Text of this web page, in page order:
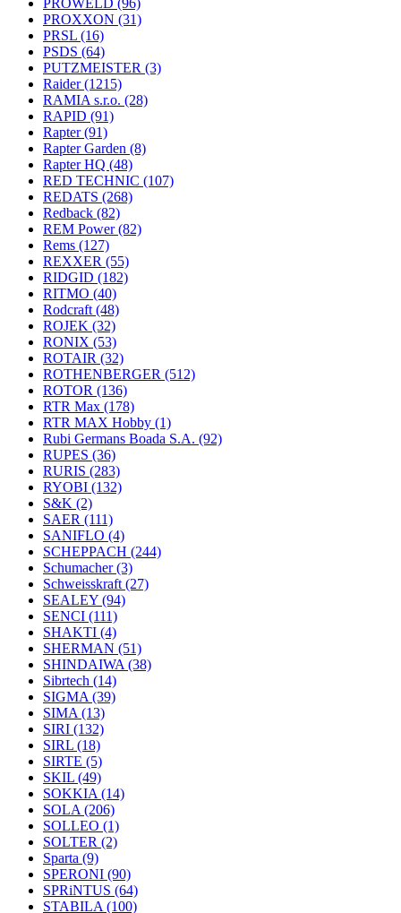
PROWELD (96)
PROXXON (31)
PRSL (16)
PSDS (64)
PUTZMEISTER (3)
Raider(1215)
RAMIA s.r.o. (28)
RAPID (91)
Rapter(91)
Rapter Garden (8)
Rapter HQ (48)
RED TECHNIC (107)
REDATS (268)
Redback (82)
REM Power(82)
Rems (127)
REXXER (55)
RIDGID (182)
RITMO (40)
Rodcraft (48)
ROJEK (32)
RONIX (53)
ROTAIR (32)
ROTHENBERGER (512)
ROTOR (136)
RTR Max (178)
RTR MAX Hobby (1)
Rubi Germans Boada S.A. (92)
RUPES (36)
RURIS (283)
RYOBI (132)
S&K (2)
SAER (111)
SANIFLO (4)
SCHEPPACH (244)
Schumacher(3)
Schweisskraft (27)
SEALEY (94)
SENCI (111)
SHAKTI (4)
SHERMAN (51)
SHINDAIWA (38)
Sibrtech (14)
SIGMA (39)
SIMA (13)
SIRI (132)
SIRL (18)
SIRTE (5)
SKIL (49)
SOKKIA (14)
SOLA (206)
SOLLEO (1)
SOLTER (2)
Sparta (9)
SPERONI (90)
SPRiNTUS (64)
STABILA (100)